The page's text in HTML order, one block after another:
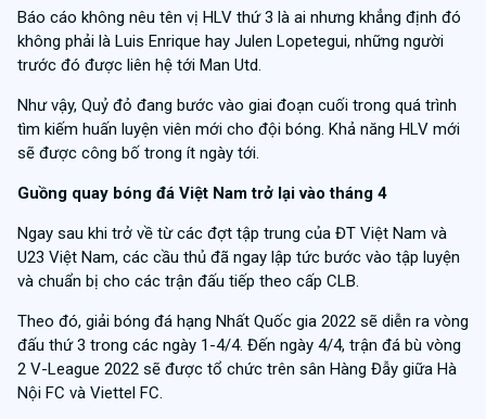
Báo cáo không nêu tên vị HLV thứ 3 là ai nhưng khẳng định đó
không phải là Luis Enrique hay Julen Lopetegui, những người
trước đó được liên hệ tới Man Utd.
Như vậy, Quỷ đỏ đang bước vào giai đoạn cuối trong quá trình
tìm kiếm huấn luyện viên mới cho đội bóng. Khả năng HLV mới
sẽ được công bố trong ít ngày tới.
Guồng quay bóng đá Việt Nam trở lại vào tháng 4
Ngay sau khi trở về từ các đợt tập trung của ĐT Việt Nam và
U23 Việt Nam, các cầu thủ đã ngay lập tức bước vào tập luyện
và chuẩn bị cho các trận đấu tiếp theo cấp CLB.
Theo đó, giải bóng đá hạng Nhất Quốc gia 2022 sẽ diễn ra vòng
đấu thứ 3 trong các ngày 1-4/4. Đến ngày 4/4, trận đá bù vòng
2 V-League 2022 sẽ được tổ chức trên sân Hàng Đẫy giữa Hà
Nội FC và Viettel FC.